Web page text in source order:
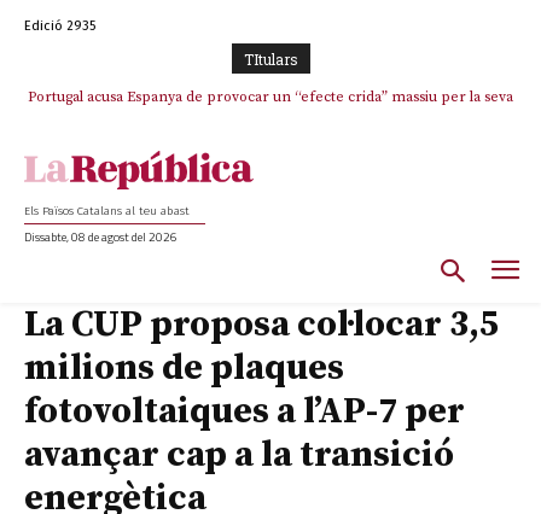
Edició 2935
TItulars
Portugal acusa Espanya de provocar un “efecte crida” massiu per la seva
Els Països Catalans al teu abast
Dissabte, 08 de agost del 2026
La CUP proposa col·locar 3,5
milions de plaques
fotovoltaiques a l’AP-7 per
avançar cap a la transició
energètica